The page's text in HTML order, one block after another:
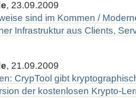
, 23.09.2009
sind im Kommen /
Infrastruktur aus Clients,
, 21.09.2009
CrypTool gibt
der kostenlosen Krypto-